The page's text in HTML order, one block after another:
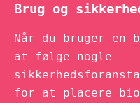
Brug og
Når du bruger
at følge nogle
for at placere